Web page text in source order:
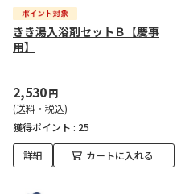
きき湯入浴剤セットＢ【慶事
用】
2,530円
(送料・税込)
獲得ポイント : 25
詳細 カートに入れる